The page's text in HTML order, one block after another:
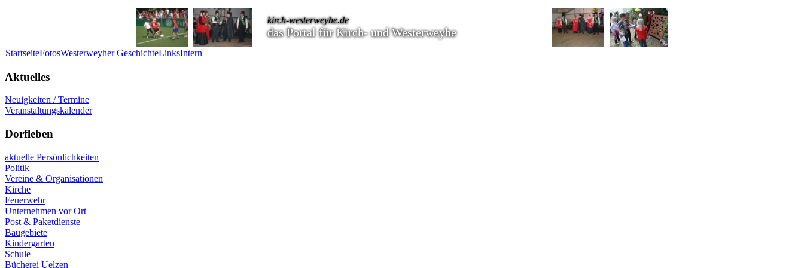
kirch-westerweyhe.de
das Portal für Kirch- und Westerweyhe
StartseiteFotosWesterweyher GeschichteLinksIntern
Aktuelles
Neuigkeiten / Termine
Veranstaltungskalender
Dorfleben
aktuelle Persönlichkeiten
Politik
Vereine & Organisationen
Kirche
Feuerwehr
Unternehmen vor Ort
Post & Paketdienste
Baugebiete
Kindergarten
Schule
Bücherei Uelzen